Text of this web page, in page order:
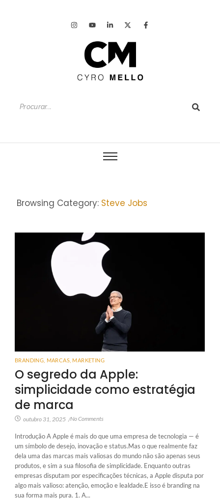
Browsing Category: Steve Jobs
BRANDING MARCAS MARKETING
O segredo da Apple:
simplicidade como estratégia
de marca
outubro 31, 2025 /No Comments
Introdução A Apple é mais do que uma empresa de tecnologia — é
um símbolo de desejo, inovação e status.Mas o que realmente faz
dela uma das marcas mais valiosas do mundo não são apenas seus
produtos, e sim a sua filosofia de simplicidade. Enquanto outras
empresas disputam por especificações técnicas, a Apple disputa por
algo mais valioso: atenção, emoção e lealdade.E isso é branding na
sua forma mais pura. 1. A...